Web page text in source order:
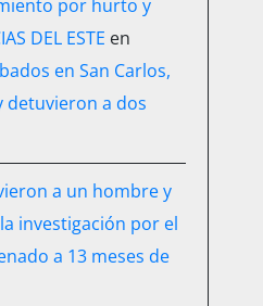
por hurto y
DEL ESTE en
en San Carlos,
detuvieron a dos
a un hombre y
investigación por el
a 13 meses de